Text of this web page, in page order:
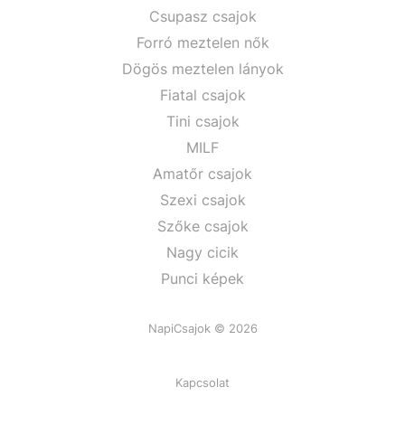
Csupasz csajok
Forró meztelen nők
Dögös meztelen lányok
Fiatal csajok
Tini csajok
MILF
Amatőr csajok
Szexi csajok
Szőke csajok
Nagy cicik
Punci képek
NapiCsajok © 2026
Kapcsolat